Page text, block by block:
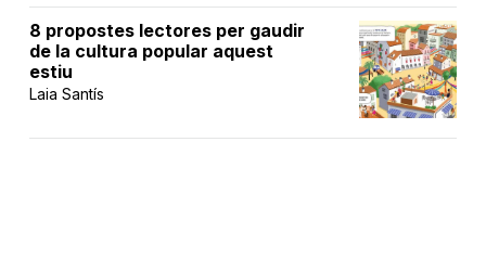
8 propostes lectores per gaudir
de la cultura popular aquest
estiu
Laia Santís